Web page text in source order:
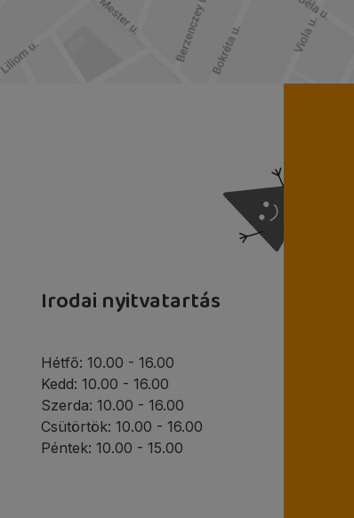
Irodai nyitvatartás
Hétfő: 10.00 - 16.00
Kedd: 10.00 - 16.00
Szerda: 10.00 - 16.00
Csütörtök: 10.00 - 16.00
Péntek: 10.00 - 15.00